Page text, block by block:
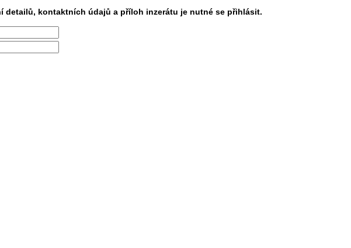
detailů, kontaktních údajů a příloh inzerátu je nutné se přihlásit.